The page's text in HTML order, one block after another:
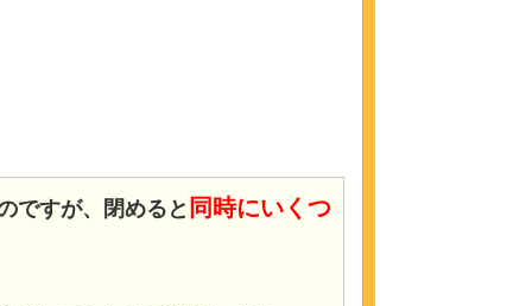
ですが、閉めると 同時にいくつ